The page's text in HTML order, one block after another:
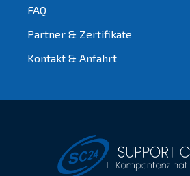
FAQ
Partner & Zertifikate
Kontakt & Anfahrt